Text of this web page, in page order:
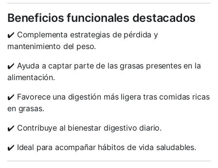
Beneficios funcionales destacados
✔️ Complementa estrategias de pérdida y
mantenimiento del peso.
✔️ Ayuda a captar parte de las grasas presentes en la
alimentación.
✔️ Favorece una digestión más ligera tras comidas ricas
en grasas.
✔️ Contribuye al bienestar digestivo diario.
✔️ Ideal para acompañar hábitos de vida saludables.